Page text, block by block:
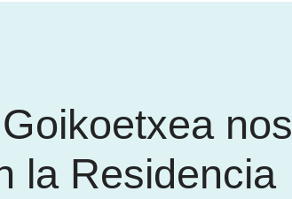
nos
la Residencia